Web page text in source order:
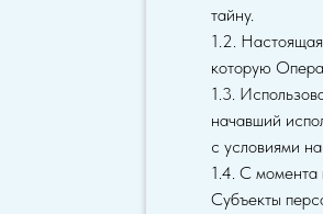
тайну.
1.2.
которую
1.3.
начавший
с условиями
1.4. С момента
Субъекты